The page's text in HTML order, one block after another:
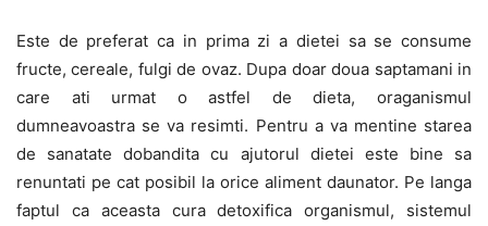
Este de preferat ca in prima zi a dietei sa se consume
fructe, cereale, fulgi de ovaz. Dupa doar doua saptamani in
care ati urmat o astfel de dieta, oraganismul
dumneavoastra se va resimti. Pentru a va mentine starea
de sanatate dobandita cu ajutorul dietei este bine sa
renuntati pe cat posibil la orice aliment daunator. Pe langa
faptul ca aceasta cura detoxifica organismul, sistemul